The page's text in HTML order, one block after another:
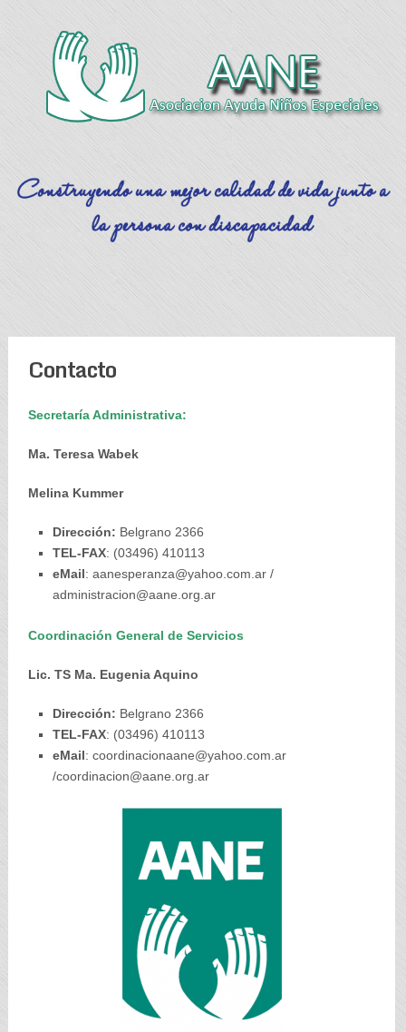
Contacto
Secretaría Administrativa:
Ma. Teresa Wabek
Melina Kummer
Dirección: Belgrano 2366
TEL-FAX: (03496) 410113
eMail: aanesperanza@yahoo.com.ar /
administracion@aane.org.ar
Coordinación General de Servicios
Lic. TS Ma. Eugenia Aquino
Dirección: Belgrano 2366
TEL-FAX: (03496) 410113
eMail: coordinacionaane@yahoo.com.ar
/coordinacion@aane.org.ar